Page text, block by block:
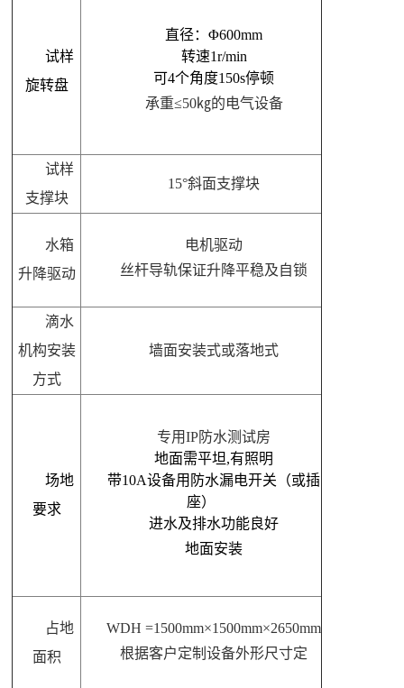
试样
旋转盘
直径：Φ600mm
转速1r/min
可4个角度150s停顿
承重≤50㎏的电气设备
试样
支撑块
15°斜面支撑块
水箱
升降驱动
电机驱动
丝杆导轨保证升降平稳及自锁
滴水
机构安装
方式
墙面安装式或落地式
场地
要求
专用IP防水测试房
地面需平坦,有照明
带10A设备用防水漏电开关（或插
座）
进水及排水功能良好
地面安装
占地
面积
WDH =1500mm×1500mm×2650mm
根据客户定制设备外形尺寸定